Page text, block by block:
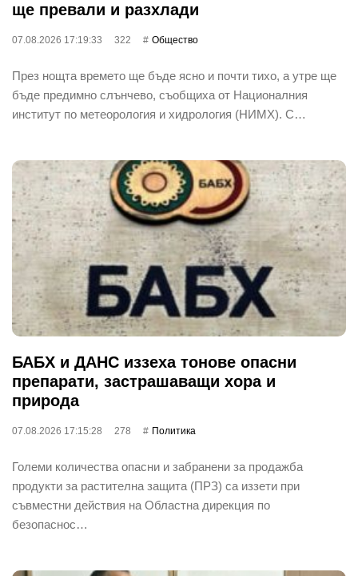
ще превали и разхлади
07.08.2026 17:19:33 322 Общество
През нощта времето ще бъде ясно и почти тихо, а утре ще
бъде предимно слънчево, съобщиха от Националния
институт по метеорология и хидрология (НИМХ). С…
БАБХ и ДАНС иззеха тонове опасни
препарати, застрашаващи хора и
природа
07.08.2026 17:15:28 278 Политика
Големи количества опасни и забранени за продажба
продукти за растителна защита (ПРЗ) са иззети при
съвместни действия на Областна дирекция по
безопаснос…